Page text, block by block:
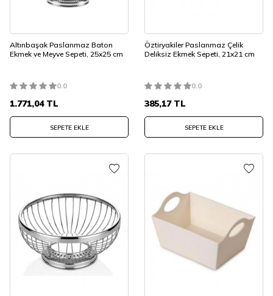
Altınbaşak Paslanmaz Baton
Ekmek ve Meyve Sepeti, 25x25 cm
0.0
1.771,04TL
SEPETE EKLE
Öztiryakiler Paslanmaz Çelik
Deliksiz Ekmek Sepeti, 21x21 cm
0.0
385,17TL
SEPETE EKLE